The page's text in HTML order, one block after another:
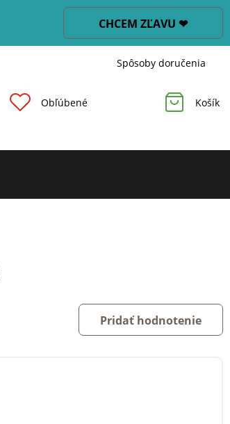
CHCEM ZĽAVU ❤
Spôsoby doručenia
Obľúbené Košík
Pridať hodnotenie